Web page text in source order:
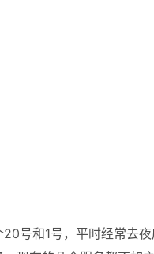
号和1号，平时经常去